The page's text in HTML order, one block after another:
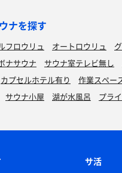
ナを探す
フロウリュ オートロウリュ
ナサウナ サウナ室テレビ無し
カプセルホテル有り
作業スペー
サウナ小屋 湖が水風呂 プラ
サ活